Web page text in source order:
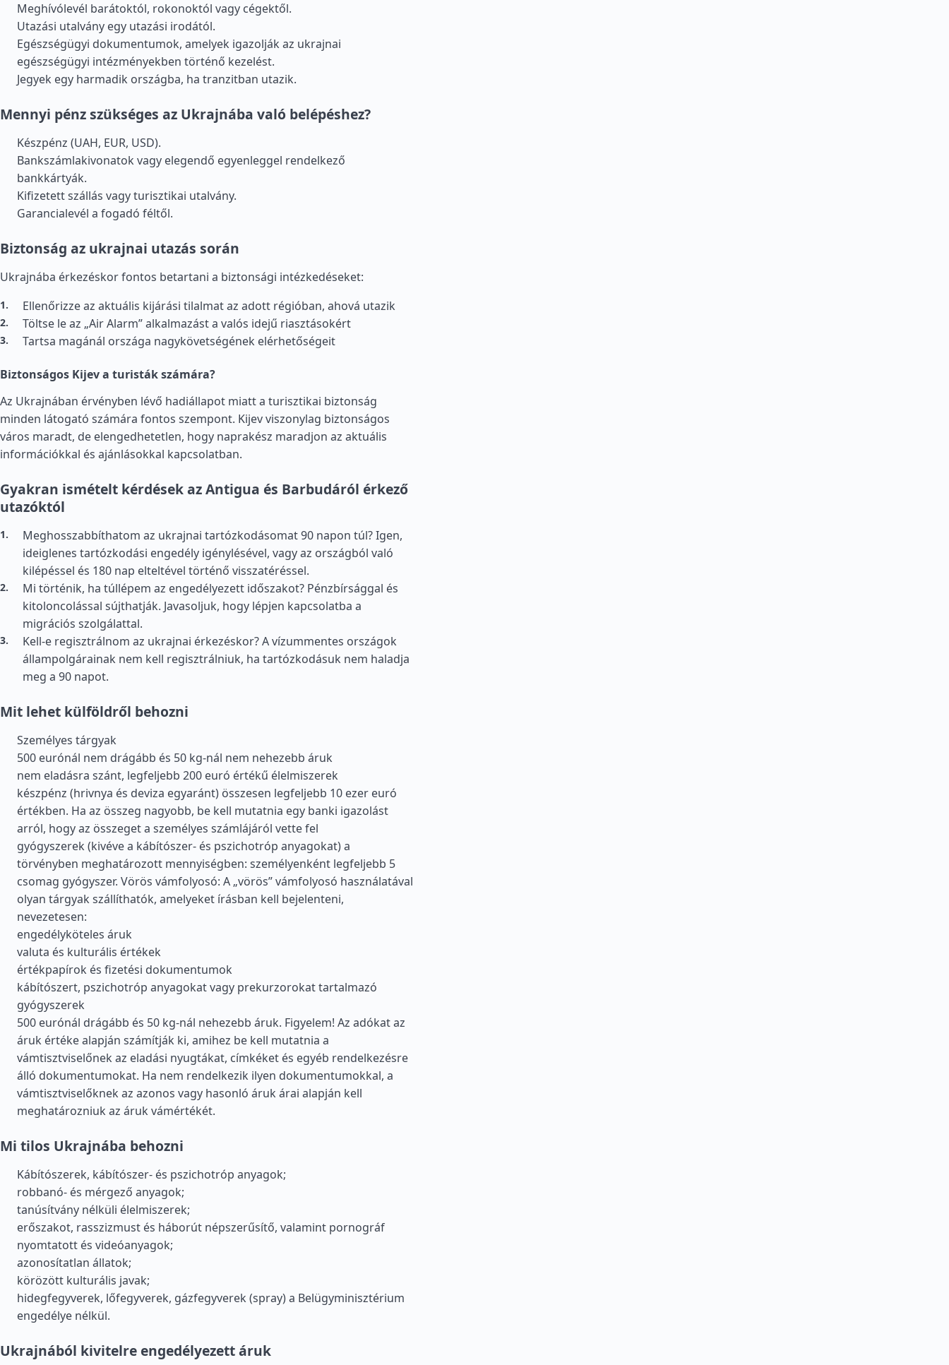
Meghívólevél barátoktól, rokonoktól vagy cégektől.
Utazási utalvány egy utazási irodától.
Egészségügyi dokumentumok, amelyek igazolják az ukrajnai
egészségügyi intézményekben történő kezelést.
Jegyek egy harmadik országba, ha tranzitban utazik.
Mennyi pénz szükséges az Ukrajnába való belépéshez?
Készpénz (UAH, EUR, USD).
Bankszámlakivonatok vagy elegendő egyenleggel rendelkező
bankkártyák.
Kifizetett szállás vagy turisztikai utalvány.
Garancialevél a fogadó féltől.
Biztonság az ukrajnai utazás során
Ukrajnába érkezéskor fontos betartani a biztonsági intézkedéseket:
Ellenőrizze az aktuális kijárási tilalmat az adott régióban, ahová utazik
Töltse le az „Air Alarm” alkalmazást a valós idejű riasztásokért
Tartsa magánál országa nagykövetségének elérhetőségeit
Biztonságos Kijev a turisták számára?
Az Ukrajnában érvényben lévő hadiállapot miatt a turisztikai biztonság
minden látogató számára fontos szempont. Kijev viszonylag biztonságos
város maradt, de elengedhetetlen, hogy naprakész maradjon az aktuális
információkkal és ajánlásokkal kapcsolatban.
Gyakran ismételt kérdések az Antigua és Barbudáról érkező
utazóktól
Meghosszabbíthatom az ukrajnai tartózkodásomat 90 napon túl? Igen,
ideiglenes tartózkodási engedély igénylésével, vagy az országból való
kilépéssel és 180 nap elteltével történő visszatéréssel.
Mi történik, ha túllépem az engedélyezett időszakot? Pénzbírsággal és
kitoloncolással sújthatják. Javasoljuk, hogy lépjen kapcsolatba a
migrációs szolgálattal.
Kell-e regisztrálnom az ukrajnai érkezéskor? A vízummentes országok
állampolgárainak nem kell regisztrálniuk, ha tartózkodásuk nem haladja
meg a 90 napot.
Mit lehet külföldről behozni
Személyes tárgyak
500 eurónál nem drágább és 50 kg-nál nem nehezebb áruk
nem eladásra szánt, legfeljebb 200 euró értékű élelmiszerek
készpénz (hrivnya és deviza egyaránt) összesen legfeljebb 10 ezer euró
értékben. Ha az összeg nagyobb, be kell mutatnia egy banki igazolást
arról, hogy az összeget a személyes számlájáról vette fel
gyógyszerek (kivéve a kábítószer- és pszichotróp anyagokat) a
törvényben meghatározott mennyiségben: személyenként legfeljebb 5
csomag gyógyszer. Vörös vámfolyosó: A „vörös” vámfolyosó használatával
olyan tárgyak szállíthatók, amelyeket írásban kell bejelenteni,
nevezetesen:
engedélyköteles áruk
valuta és kulturális értékek
értékpapírok és fizetési dokumentumok
kábítószert, pszichotróp anyagokat vagy prekurzorokat tartalmazó
gyógyszerek
500 eurónál drágább és 50 kg-nál nehezebb áruk. Figyelem! Az adókat az
áruk értéke alapján számítják ki, amihez be kell mutatnia a
vámtisztviselőnek az eladási nyugtákat, címkéket és egyéb rendelkezésre
álló dokumentumokat. Ha nem rendelkezik ilyen dokumentumokkal, a
vámtisztviselőknek az azonos vagy hasonló áruk árai alapján kell
meghatározniuk az áruk vámértékét.
Mi tilos Ukrajnába behozni
Kábítószerek, kábítószer- és pszichotróp anyagok;
robbanó- és mérgező anyagok;
tanúsítvány nélküli élelmiszerek;
erőszakot, rasszizmust és háborút népszerűsítő, valamint pornográf
nyomtatott és videóanyagok;
azonosítatlan állatok;
körözött kulturális javak;
hidegfegyverek, lőfegyverek, gázfegyverek (spray) a Belügyminisztérium
engedélye nélkül.
Ukrajnából kivitelre engedélyezett áruk